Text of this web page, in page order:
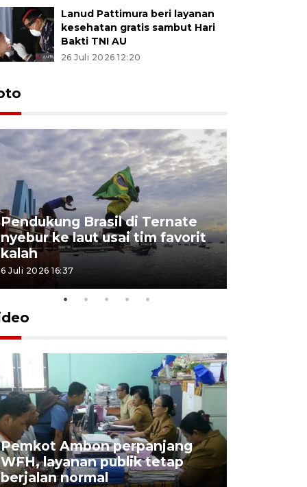
Lanud Pattimura beri layanan
kesehatan gratis sambut Hari
Bakti TNI AU
26 Juli 2026 12:20
Pendukung Brasil di Ternate
nyebur ke laut usai tim favorit
kalah
6 Juli 2026 16:37
Pemkot Ambon perpanjang
WFH, layanan publik tetap
berjalan normal